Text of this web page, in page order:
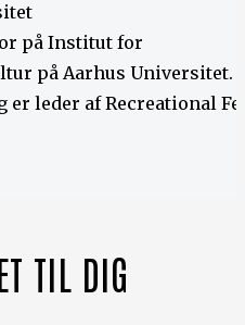
på Institut for
på Aarhus Universitet.
leder af Recreational
TIL DIG